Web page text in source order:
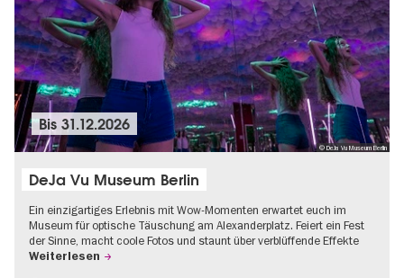
© DeJa Vu Museum Berlin
Bis31.12.2026
DeJa Vu Museum Berlin
Ein einzigartiges Erlebnis mit Wow-Momenten erwartet euch im
Museum für optische Täuschung am Alexanderplatz. Feiert ein Fest
der Sinne, macht coole Fotos und staunt über verblüffende Effekte
Weiterlesen